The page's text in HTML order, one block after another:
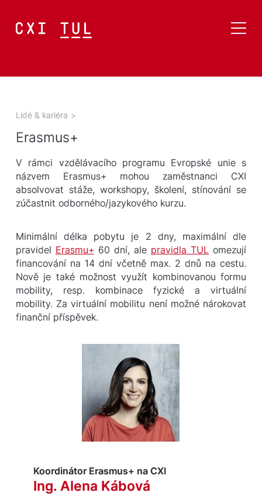
Lidé & kariéra >
Erasmus+
V rámci vzdělávacího programu Evropské unie s
názvem Erasmus+ mohou zaměstnanci CXI
absolvovat stáže, workshopy, školení, stínování se
zúčastnit odborného/jazykového kurzu.
Minimální délka pobytu je 2 dny, maximální dle
pravidel Erasmu+ 60 dní, ale pravidla TUL
omezují
financování na 14 dní včetně max. 2 dnů na cestu.
Nově je také možnost využít kombinovanou formu
mobility, resp. kombinace fyzické a virtuální
mobility. Za virtuální mobilitu není možné nárokovat
finanční příspěvek.
Koordinátor Erasmus+ na CXI
Ing. Alena Kábová